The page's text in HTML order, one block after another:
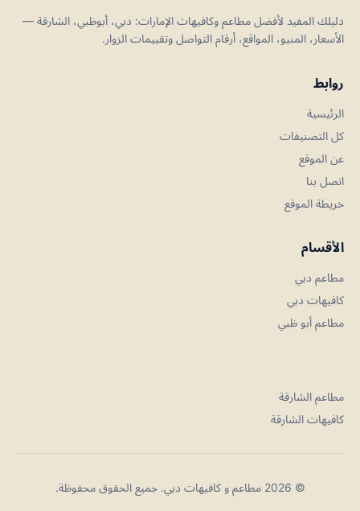
دليلك المفيد لأفضل مطاعم وكافيهات الإمارات: دبي، أبوظبي، الشارقة —
الأسعار، المنيو، المواقع، أرقام التواصل وتقييمات الزوار.
روابط
الرئيسية
كل التصنيفات
عن الموقع
اتصل بنا
خريطة الموقع
الأقسام
مطاعم دبي
كافيهات دبي
مطاعم أبو ظبي
مطاعم الشارقة
كافيهات الشارقة
© 2026 مطاعم و كافيهات دبي. جميع الحقوق محفوظة.